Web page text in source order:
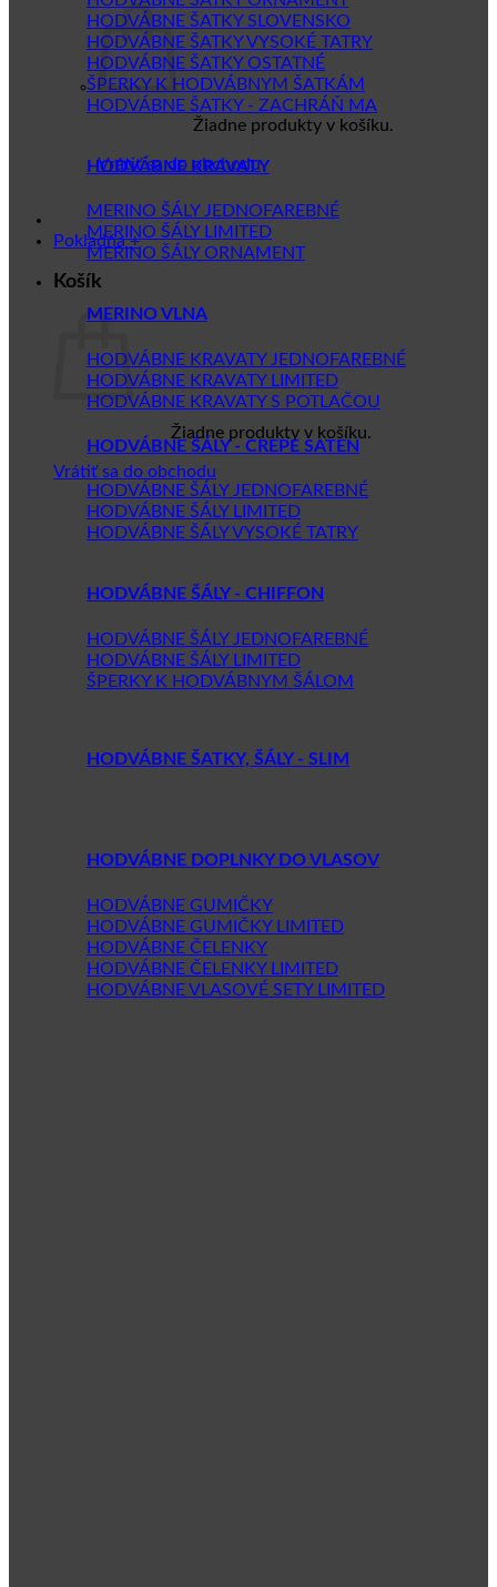
Žiadne produkty v košíku.
Vrátiť sa do obchodu
Pokladňa +
Košík
Žiadne produkty v košíku.
Vrátiť sa do obchodu
HODVÁBNE ŠATKY SLOVENSKO
HODVÁBNE ŠATKY VYSOKÉ TATRY
HODVÁBNE ŠATKY OSTATNÉ
ŠPERKY K HODVÁBNYM ŠATKÁM
HODVÁBNE ŠATKY - ZACHRÁŇ MA
HODVÁBNE KRAVATY
MERINO ŠÁLY JEDNOFAREBNÉ
MERINO ŠÁLY LIMITED
MERINO ŠÁLY ORNAMENT
MERINO VLNA
HODVÁBNE KRAVATY JEDNOFAREBNÉ
HODVÁBNE KRAVATY LIMITED
HODVÁBNE KRAVATY S POTLAČOU
HODVÁBNE ŠÁLY - CREPE SATEN
HODVÁBNE ŠÁLY JEDNOFAREBNÉ
HODVÁBNE ŠÁLY LIMITED
HODVÁBNE ŠÁLY VYSOKÉ TATRY
HODVÁBNE ŠÁLY - CHIFFON
HODVÁBNE ŠÁLY JEDNOFAREBNÉ
HODVÁBNE ŠÁLY LIMITED
ŠPERKY K HODVÁBNYM ŠÁLOM
HODVÁBNE ŠATKY, ŠÁLY - SLIM
HODVÁBNE DOPLNKY DO VLASOV
HODVÁBNE GUMIČKY
HODVÁBNE GUMIČKY LIMITED
HODVÁBNE ČELENKY
HODVÁBNE ČELENKY LIMITED
HODVÁBNE VLASOVÉ SETY LIMITED